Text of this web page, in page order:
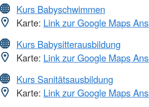
Kurs Babyschwimmen
Karte: Link zur Google Maps
Kurs Babysitterausbildung
Karte: Link zur Google Maps
Kurs Sanitätsausbildung
Karte: Link zur Google Maps